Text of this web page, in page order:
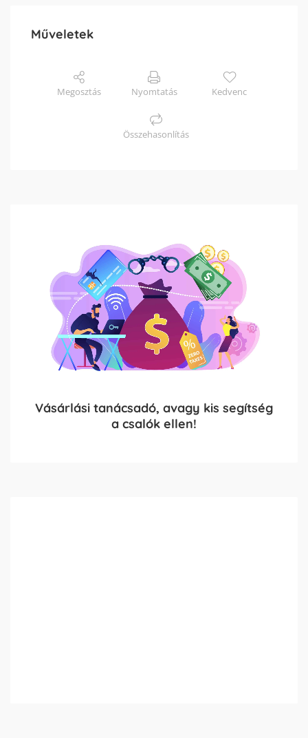
Műveletek
Megosztás Nyomtatás Kedvenc
Összehasonlítás
Vásárlási tanácsadó, avagy kis segítség
a csalók ellen!